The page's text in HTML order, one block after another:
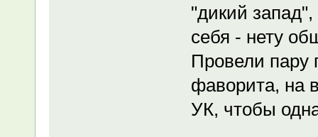
"дикий
себя - нету
Провели пару
фаворита, на
УК, чтобы